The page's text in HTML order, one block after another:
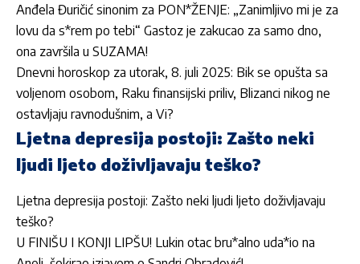
Anđela Đuričić sinonim za PON*ŽENJE: „Zanimljivo mi je za
lovu da s*rem po tebi“ Gastoz je zakucao za samo dno,
ona završila u SUZAMA!
Dnevni horoskop za utorak, 8. juli 2025: Bik se opušta sa
voljenom osobom, Raku finansijski priliv, Blizanci nikog ne
ostavljaju ravnodušnim, a Vi?
Ljetna depresija postoji: Zašto neki
ljudi ljeto doživljavaju teško?
Ljetna depresija postoji: Zašto neki ljudi ljeto doživljavaju
teško?
U FINIŠU I KONJI LIPŠU! Lukin otac bru*alno uda*io na